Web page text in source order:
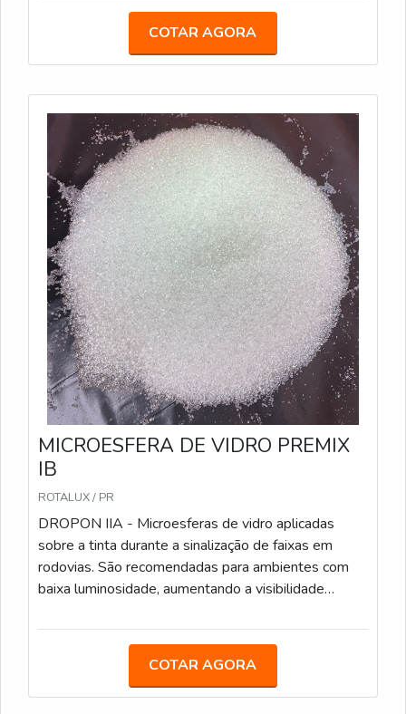
especificações da Norma ABNT NBR 16184:2021.
DROPON IIC - Este tipo de microesfera é ideal para
Oferecem alta retroreflexão e são resistentes ao
desgaste. Caracteristicas Técnicas: Similar ao Tipo II-
A, com microesferas um pouco maiores; Sacos de
25 kg; Conformidade: Atende às especificações da
Norma ABNT NBR 16184:2021. PREMIX IB -
Microesferas pré-misturadas com a tinta durante o
processo de fabricação, garantindo uniformidade na
aplicação. São recomendadas para sinalizações que
precisam de alta durabilidade e visibilidade.
Características Técnicas: Método de Aplicação: Pré-
misturadas à tinta antes da aplicação; Sacos de 25
kg; Conformidade: Atende às especificações da
Norma ABNT NBR 16184:2021.
COTAR AGORA
MICROESFERA DE VIDRO PREMIX
IB
ROTALUX / PR
DROPON IIA - Microesferas de vidro aplicadas
sobre a tinta durante a sinalização de faixas em
rodovias. São recomendadas para ambientes com
baixa luminosidade, aumentando a visibilidade
Aplicação: Aspersão, durante o processo de pintura;
especificações da Norma ABNT NBR 16184:2021.
DROPON IIC - Este tipo de microesfera é ideal para
COTAR AGORA